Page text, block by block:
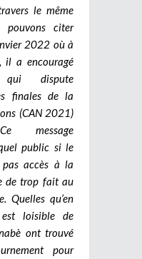
le même
pouvons citer
2022 où à
il a encouragé
qui dispute
finales de la
(CAN 2021)
message
public si le
pas accès à la
de trop fait au
Quelles qu’en
loisible de
ont trouvé
pour